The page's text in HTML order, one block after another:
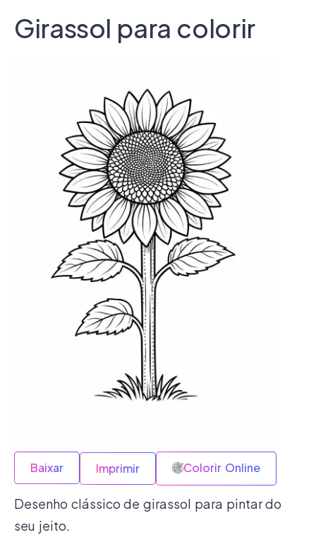
Girassol para colorir
Baixar Imprimir Colorir Online
Desenho clássico de girassol para pintar do
seu jeito.